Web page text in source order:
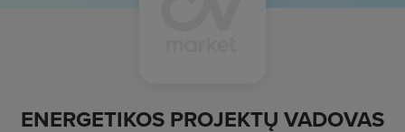
ENERGETIKOS PROJEKTŲ VADOVAS